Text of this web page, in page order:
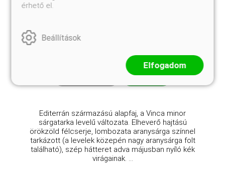
3 950 Ft
Kosárba
Editerrán származású alapfaj, a Vinca minor
sárgatarka levelű változata. Elheverő hajtású
örökzöld félcserje, lombozata aranysárga színnel
tarkázott (a levelek közepén nagy aranysárga folt
található), szép hátteret adva májusban nyíló kék
virágainak. ...
érhető el.
Beállítások
Elfogadom